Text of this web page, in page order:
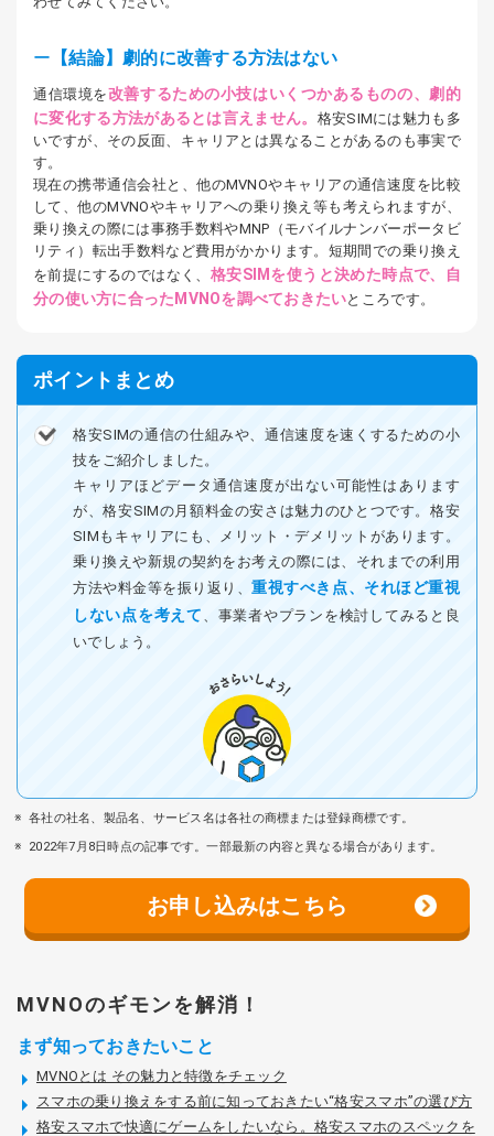
【結論】劇的に改善する方法はない
通信環境を改善するための小技はいくつかあるものの、劇的
に変化する方法があるとは言えません。 格安SIMには魅力も多
いですが、その反面、キャリアとは異なることがあるのも事実で
す。
現在の携帯通信会社と、他のMVNOやキャリアの通信速度を比較
して、他のMVNOやキャリアへの乗り換え等も考えられますが、
乗り換えの際には事務手数料やMNP（モバイルナンバーポータビ
リティ）転出手数料など費用がかかります。短期間での乗り換え
を前提にするのではなく、 格安SIMを使うと決めた時点で、自
分の使い方に合ったMVNOを調べておきたいところです。
ポイントまとめ
格安SIMの通信の仕組みや、通信速度を速くするための小
技をご紹介しました。
キャリアほどデータ通信速度が出ない可能性はあります
が、格安SIMの月額料金の安さは魅力のひとつです。格安
SIMもキャリアにも、メリット・デメリットがあります。
乗り換えや新規の契約をお考えの際には、それまでの利用
方法や料金等を振り返り、重視すべき点、それほど重視
しない点を考えて
、事業者やプランを検討してみると良
いでしょう。
各社の社名、製品名、サービス名は各社の商標または登録商標です。
2022年7月8日時点の記事です。一部最新の内容と異なる場合があります。
お申し込みはこちら
MVNOのギモンを解消！
まず知っておきたいこと
MVNOとは その魅力と特徴をチェック
スマホの乗り換えをする前に知っておきたい“格安スマホ”の選び方
格安スマホで快適にゲームをしたいなら。格安スマホのスペックを